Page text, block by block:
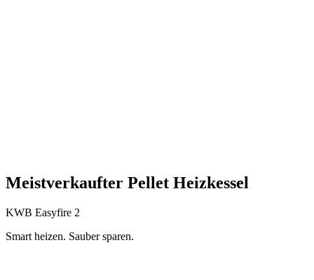
Meistverkaufter Pellet Heizkessel
KWB Easyfire 2
Smart heizen. Sauber sparen.